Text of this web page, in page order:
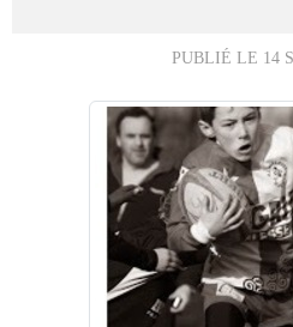
PUBLIÉ LE 14